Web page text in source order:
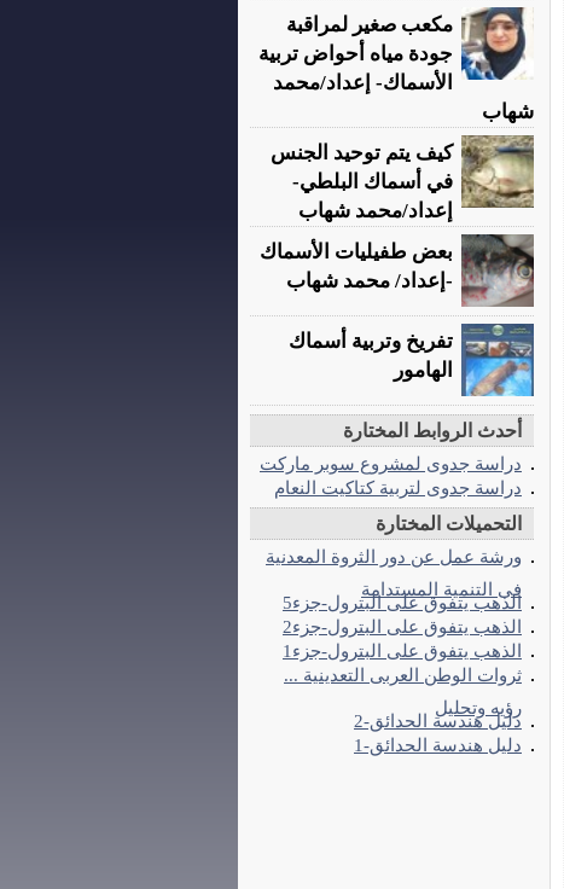
مكعب صغير لمراقبة
جودة مياه أحواض تربية
الأسماك- إعداد/محمد
شهاب
كيف يتم توحيد الجنس
في أسماك البلطي-
إعداد/محمد شهاب
بعض طفيليات الأسماك
-إعداد/ محمد شهاب
تفريخ وتربية أسماك
الهامور
أحدث الروابط المختارة
دراسة جدوى لمشروع سوبر ماركت
دراسة جدوى لتربية كتاكيت النعام
التحميلات المختارة
ورشة عمل عن دور الثروة المعدنية
فى التنمية المستدامة
الذهب يتفوق على البترول-جزء5
الذهب يتفوق على البترول-جزء2
الذهب يتفوق على البترول-جزء1
ثروات الوطن العربى التعدينية ...
رؤيه وتحليل
دليل هندسة الحدائق-2
دليل هندسة الحدائق-1